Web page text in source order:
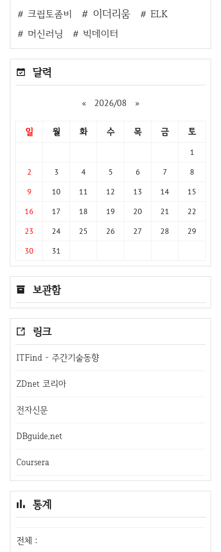
크립토좀비
이더리움
ELK
머신러닝
빅데이터
달력
« 2026/08 »
일 월 화 수 목 금 토
1
2
3 4 5 6 7
8
9
10 11 12 13 14
15
16
17 18 19 20 21
22
23
24 25 26 27 28
29
30
31
보관함
링크
ITFind - 주간기술동향
ZDnet 코리아
전자신문
DBguide.net
Coursera
통계
전체 :